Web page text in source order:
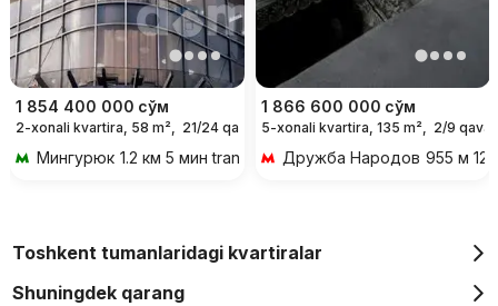
1 854 400 000 сўм
2-xonali kvartira, 58 m², 21/24 qavat
Мингурюк 1.2 км 5 мин transportda
1 866 600 000 сўм
5-xonali kvartira, 135 m², 2/9 qavat
Дружба Народов 955 м 12
Toshkent tumanlaridagi kvartiralar
Shuningdek qarang